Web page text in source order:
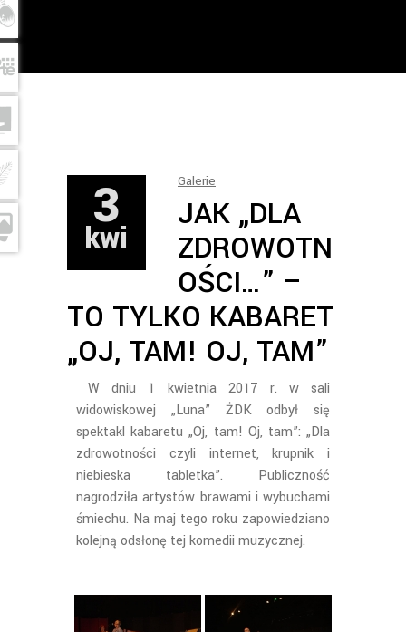
3
kwi
Galerie
JAK „DLA
ZDROWOTN
OŚCI…” –
TO TYLKO KABARET
„OJ, TAM! OJ, TAM”
W dniu 1 kwietnia 2017 r. w sali
widowiskowej „Luna” ŻDK odbył się
spektakl kabaretu „Oj, tam! Oj, tam”: „Dla
zdrowotności czyli internet, krupnik i
niebieska tabletka”. Publiczność
nagrodziła artystów brawami i wybuchami
śmiechu. Na maj tego roku zapowiedziano
kolejną odsłonę tej komedii muzycznej.